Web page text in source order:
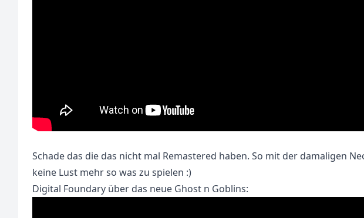
Schade das die das nicht mal Remastered haben. So mit der damaligen
keine Lust mehr so was zu spielen :)
Digital Foundary über das neue Ghost n Goblins: